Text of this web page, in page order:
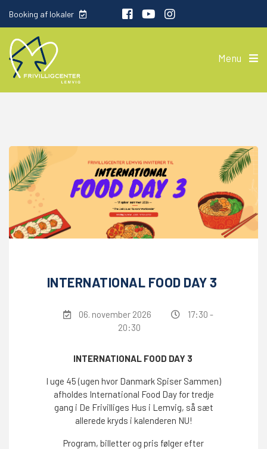
Booking af lokaler
Menu
INTERNATIONAL FOOD DAY 3
06. november 2026
17:30 -
20:30
INTERNATIONAL FOOD DAY 3
I uge 45 (ugen hvor Danmark Spiser Sammen)
afholdes International Food Day for tredje
gang i De Frivilliges Hus i Lemvig, så sæt
allerede kryds i kalenderen NU!
Program, billetter og pris følger efter